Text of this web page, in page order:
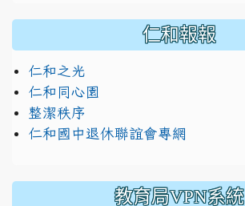
仁和報報
仁和之光
仁和同心園
整潔秩序
仁和國中退休聯誼會專網
教育局VPN系統